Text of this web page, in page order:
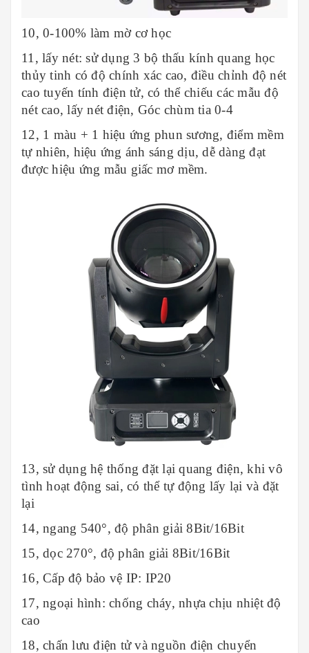
10, 0-100% làm mờ cơ học
11, lấy nét: sử dụng 3 bộ thấu kính quang học
thủy tinh có độ chính xác cao, điều chỉnh độ nét
cao tuyến tính điện tử, có thể chiếu các mẫu độ
nét cao, lấy nét điện, Góc chùm tia 0-4
12, 1 màu + 1 hiệu ứng phun sương, điểm mềm
tự nhiên, hiệu ứng ánh sáng dịu, dễ dàng đạt
được hiệu ứng mẫu giấc mơ mềm.
13, sử dụng hệ thống đặt lại quang điện, khi vô
tình hoạt động sai, có thể tự động lấy lại và đặt
lại
14, ngang 540°, độ phân giải 8Bit/16Bit
15, dọc 270°, độ phân giải 8Bit/16Bit
16, Cấp độ bảo vệ IP: IP20
17, ngoại hình: chống cháy, nhựa chịu nhiệt độ
cao
18, chấn lưu điện tử và nguồn điện chuyển